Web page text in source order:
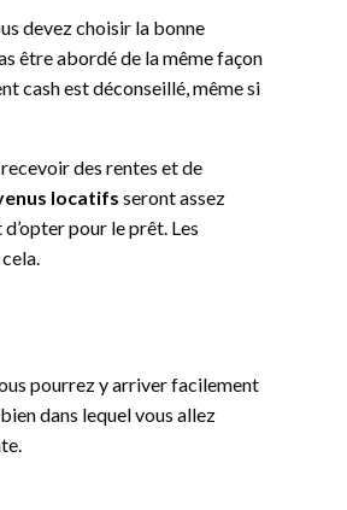
devez choisir la bonne
être abordé de la même façon
cash est déconseillé, même si
des rentes et de
locatifs seront assez
pour le prêt. Les
pourrez y arriver facilement
dans lequel vous allez